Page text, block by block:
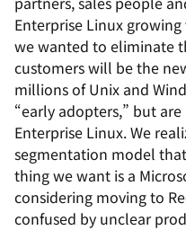
Enterprise Linux
we wanted to eliminate
customers will be the
millions of Unix and
“early adopters,” but
Enterprise Linux. We
segmentation model
thing we want is a
considering moving to
confused by unclear